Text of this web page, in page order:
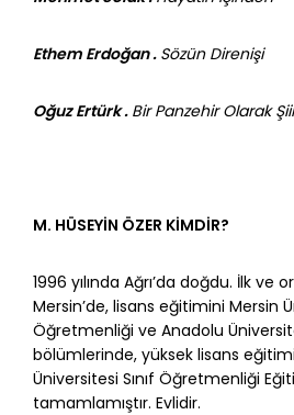
Ethem Erdoğan . Sözün Direnişi
Oğuz Ertürk . Bir Panzehir Olarak
M. HÜSEYİN ÖZER KİMDİR?
1996 yılında Ağrı’da doğdu. İlk ve
Mersin’de, lisans eğitimini Mersin
Öğretmenliği ve Anadolu
bölümlerinde, yüksek lisans
Üniversitesi Sınıf Öğretmenliği
tamamlamıştır. Evlidir.